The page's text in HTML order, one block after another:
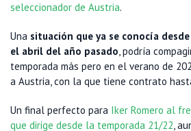
seleccionador de Austria.
Una situación que ya se conocía
el abril del año pasado, podría
temporada más pero en el verano de
a Austria, con la que tiene contrato
Un final perfecto para Iker Romero al
que dirige desde la temporada 21/22,